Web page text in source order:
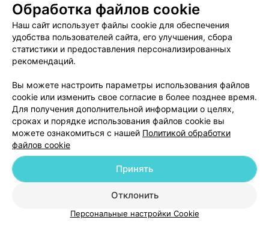
Медицинский маркетинг
Публичный договор
Пользовательское соглашение
Способы оплаты
Вакансии
Партнеры
Написать руководителю 103.by
Персональные настройки cookie
Обработка персональных данных
© 2026 ООО «Артокс Лаб», УНП 191700409| 220012, Республика Беларусь,
г. Минск, улица Толбухина, 2, пом. 16 | help@103.by
Обработка файлов cookie
Наш сайт использует файлы cookie для обеспечения
удобства пользователей сайта, его улучшения, сбора
статистики и предоставления персонализированных
рекомендаций.
Вы можете настроить параметры использования файлов
cookie или изменить свое согласие в более позднее время.
Для получения дополнительной информации о целях,
сроках и порядке использования файлов cookie вы
можете ознакомиться с нашей Политикой обработки
файлов cookie
Отклонить
Принять
Персональные настройки Cookie